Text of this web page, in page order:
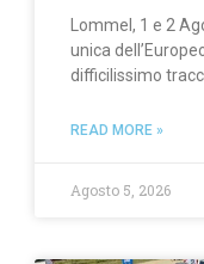
Lommel, 1 e 2
unica
difficilissimo
READ MORE »
Agosto 5, 2026